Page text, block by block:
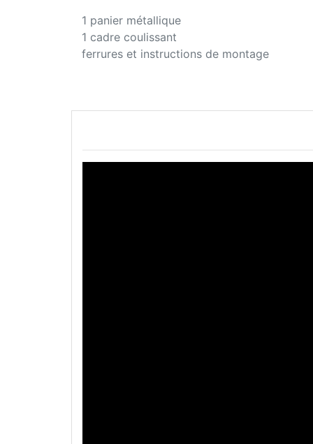
1 panier métallique
1 cadre coulissant
ferrures et instructions de montage